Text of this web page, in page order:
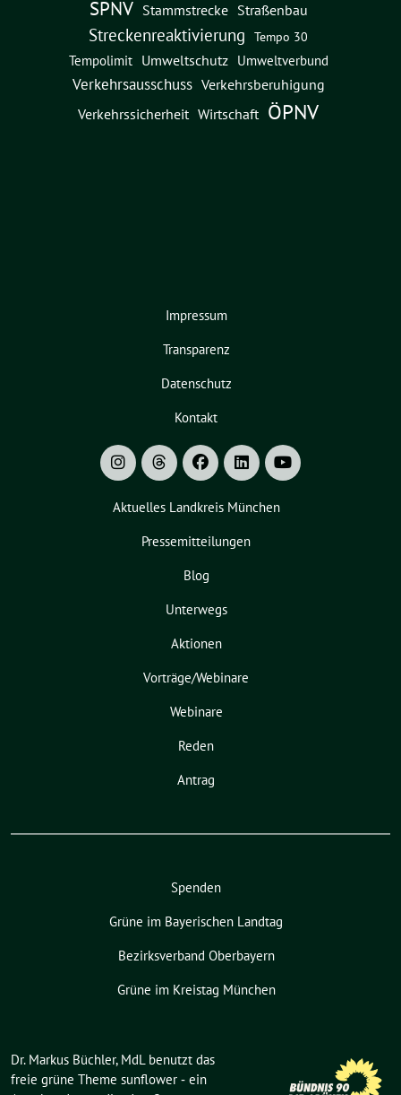
SPNV Stammstrecke Straßenbau
Streckenreaktivierung Tempo 30
Tempolimit Umweltschutz Umweltverbund
Verkehrsausschuss Verkehrsberuhigung
Verkehrssicherheit Wirtschaft ÖPNV
Impressum
Transparenz
Datenschutz
Kontakt
Aktuelles Landkreis München
Pressemitteilungen
Blog
Unterwegs
Aktionen
Vorträge/Webinare
Webinare
Reden
Antrag
Spenden
Grüne im Bayerischen Landtag
Bezirksverband Oberbayern
Grüne im Kreistag München
Dr. Markus Büchler, MdL benutzt das
freie grüne Theme sunflower ‐ ein